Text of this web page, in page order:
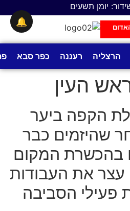
יומן תשעים
הרצליה רעננה כפר סבא
העין
הקפה ביער
שהיזמים כבר
בהכשרת המקום
את העבודות
פעילי הסביבה
🔔